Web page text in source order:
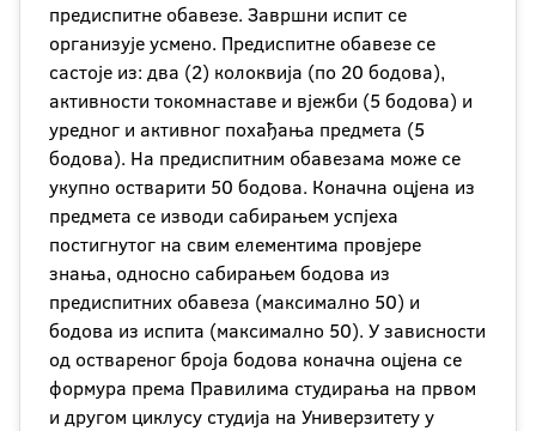
предиспитне обавезе. Завршни испит се
организује усмено. Предиспитне обавезе се
састоје из: два (2) колоквија (по 20 бодова),
активности токомнаставе и вјежби (5 бодова) и
уредног и активног похађања предмета (5
бодова). На предиспитним обавезама може се
укупно остварити 50 бодова. Коначна оцјена из
предмета се изводи сабирањем успјеха
постигнутог на свим елементима провјере
знања, односно сабирањем бодова из
предиспитних обавеза (максимално 50) и
бодова из испита (максимално 50). У зависности
од оствареног броја бодова коначна оцјена се
формура према Правилима студирања на првом
и другом циклусу студија на Универзитету у